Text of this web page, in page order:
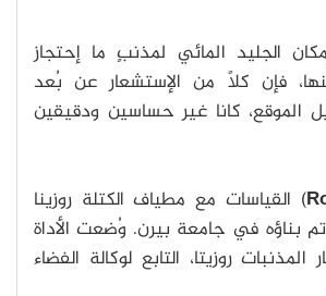
الجليد المائي لمذنبٍ ما إحتجاز
فإن كلاً من الإستشعار عن بُعد
الموقع، كانا غير حساسين ودقيقين
) القياسات مع مطياف الكتلة روزينا
بناؤه في جامعة بيرن. وُضعت الأداة
روزيتا، التابع لوكالة الفضاء